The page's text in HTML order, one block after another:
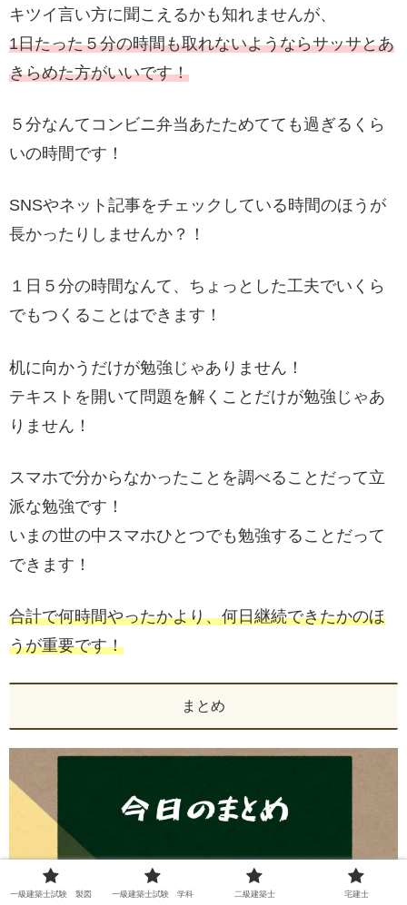
キツイ言い方に聞こえるかも知れませんが、
1日たった５分の時間も取れないようならサッサとあ
きらめた方がいいです！
５分なんてコンビニ弁当あたためてても過ぎるくら
いの時間です！
SNSやネット記事をチェックしている時間のほうが
長かったりしませんか？！
１日５分の時間なんて、ちょっとした工夫でいくら
でもつくることはできます！
机に向かうだけが勉強じゃありません！
テキストを開いて問題を解くことだけが勉強じゃあ
りません！
スマホで分からなかったことを調べることだって立
派な勉強です！
いまの世の中スマホひとつでも勉強することだって
できます！
合計で何時間やったかより、何日継続できたかのほ
うが重要です！
まとめ
一級建築士試験 製図 一級建築士試験 学科 二級建築士 宅建士